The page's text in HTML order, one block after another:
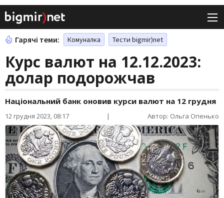
Гарячі теми: Комуналка Тести bigmir)net
Курс валют на 12.12.2023:
долар подорожчав
Національний банк оновив курси валют на 12 грудня
12 грудня 2023, 08:17 | Автор: Ольга Опенько